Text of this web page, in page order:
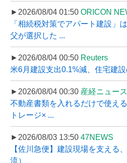
►2026/08/04 01:50 ORICON
「相続税対策でアパート建設」
父が選択した ...
►2026/08/04 00:50 Reuters
米6月建設支出0.1%減、住宅建設
►2026/08/04 00:30 産経ニュース
不動産書類を入れるだけで使え
トレージ× ...
►2026/08/03 13:50 47NEWS
【佐川急便】建設現場を支える
流）